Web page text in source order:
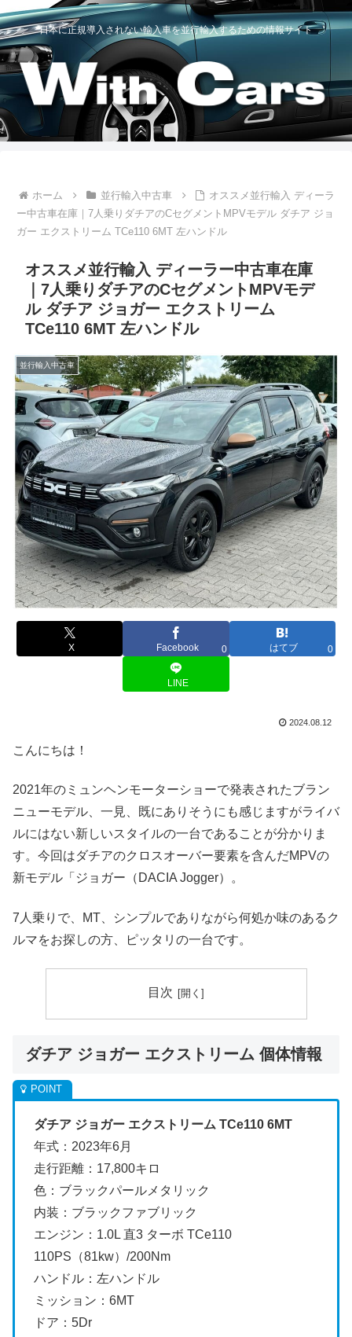
日本に正規導入されない輸入車を並行輸入するための情報サイト
ホーム 並行輸入中古車
オススメ並行輸入 ディーラ
ー中古車在庫｜7人乗りダチアのCセグメントMPVモデル ダチア ジョ
ガー エクストリーム TCe110 6MT 左ハンドル
オススメ並行輸入 ディーラー中古車在庫
｜7人乗りダチアのCセグメントMPVモデ
ル ダチア ジョガー エクストリーム
TCe110 6MT 左ハンドル
並行輸入中古車
X Facebook 0 はてブ 0
LINE
2024.08.12
こんにちは！
2021年のミュンヘンモーターショーで発表されたブラン
ニューモデル、一見、既にありそうにも感じますがライバ
ルにはない新しいスタイルの一台であることが分かりま
す。今回はダチアのクロスオーバー要素を含んだMPVの
新モデル「ジョガー（DACIA Jogger）。
7人乗りで、MT、シンプルでありながら何処か味のあるク
ルマをお探しの方、ピッタリの一台です。
目次
ダチア ジョガー エクストリーム 個体情報
ダチア ジョガー エクストリーム TCe110 6MT
年式：2023年6月
走行距離：17,800キロ
色：ブラックパールメタリック
内装：ブラックファブリック
エンジン：1.0L 直3 ターボ TCe110
110PS（81kw）/200Nm
ハンドル：左ハンドル
ミッション：6MT
ドア：5Dr